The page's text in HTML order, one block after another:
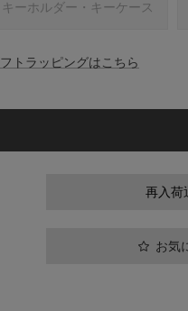
キーホルダー・キーケース
トラッピングはこちら
再入荷
お気